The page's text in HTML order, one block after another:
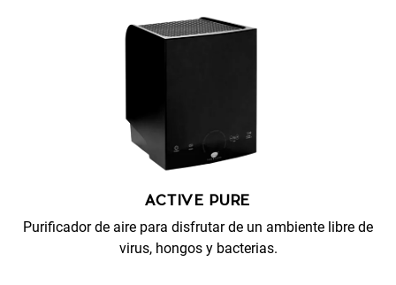
ACTIVE PURE
Purificador de aire para disfrutar de un ambiente libre de
virus, hongos y bacterias.